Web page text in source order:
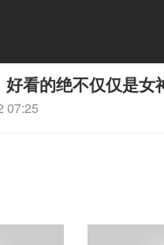
好看的绝不仅仅是
07:25